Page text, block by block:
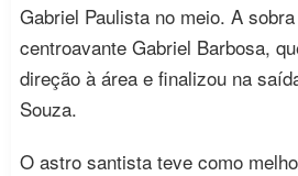
Gabriel Paulista no meio. A
centroavante Gabriel Barbosa,
direção à área e finalizou na
Souza.
O astro santista teve como